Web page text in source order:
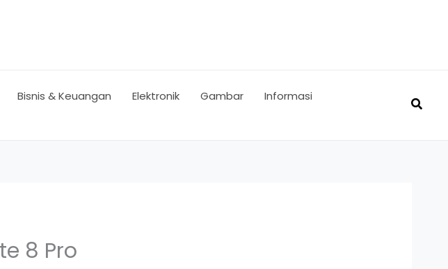
Bisnis & Keuangan Elektronik Gambar
Informasi
8 Pro